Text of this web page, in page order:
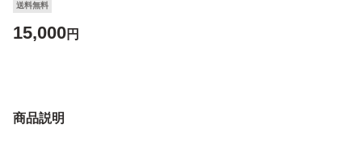
送料無料
15,000円
商品説明